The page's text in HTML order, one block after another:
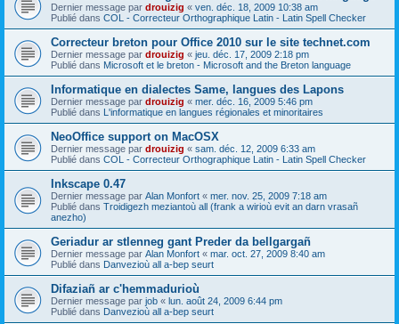
Dernier message par drouizig « ven. déc. 18, 2009 10:38 am
Publié dans COL - Correcteur Orthographique Latin - Latin Spell Checker
Correcteur breton pour Office 2010 sur le site technet.com
Dernier message par drouizig « jeu. déc. 17, 2009 2:18 pm
Publié dans Microsoft et le breton - Microsoft and the Breton language
Informatique en dialectes Same, langues des Lapons
Dernier message par drouizig « mer. déc. 16, 2009 5:46 pm
Publié dans L'informatique en langues régionales et minoritaires
NeoOffice support on MacOSX
Dernier message par drouizig « sam. déc. 12, 2009 6:33 am
Publié dans COL - Correcteur Orthographique Latin - Latin Spell Checker
Inkscape 0.47
Dernier message par Alan Monfort « mer. nov. 25, 2009 7:18 am
Publié dans Troidigezh meziantoù all (frank a wirioù evit an darn vrasañ
anezho)
Geriadur ar stlenneg gant Preder da bellgargañ
Dernier message par Alan Monfort « mar. oct. 27, 2009 8:40 am
Publié dans Danvezioù all a-bep seurt
Difaziañ ar c'hemmadurioù
Dernier message par job « lun. août 24, 2009 6:44 pm
Publié dans Danvezioù all a-bep seurt